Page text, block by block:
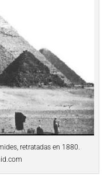
retratadas en 1880.